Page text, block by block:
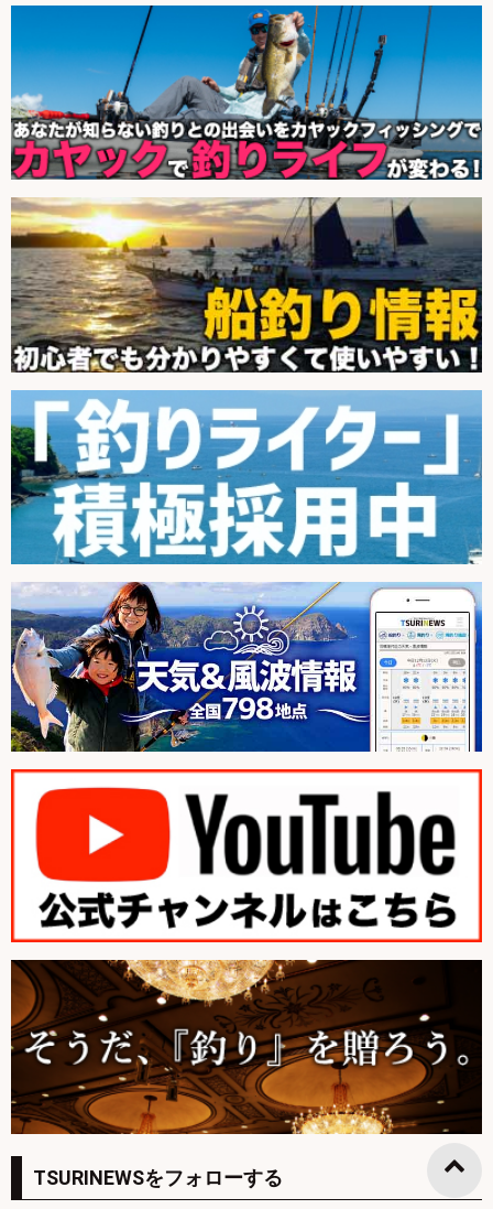
TSURINEWSをフォローする